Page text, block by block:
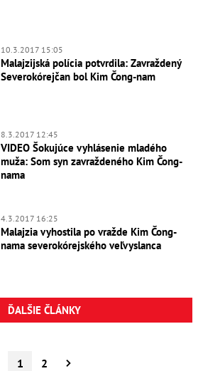
10.3.2017 15:05
Malajzijská polícia potvrdila: Zavraždený
Severokórejčan bol Kim Čong-nam
8.3.2017 12:45
VIDEO Šokujúce vyhlásenie mladého
muža: Som syn zavraždeného Kim Čong-
nama
4.3.2017 16:25
Malajzia vyhostila po vražde Kim Čong-
nama severokórejského veľvyslanca
ĎALŠIE ČLÁNKY
1 2